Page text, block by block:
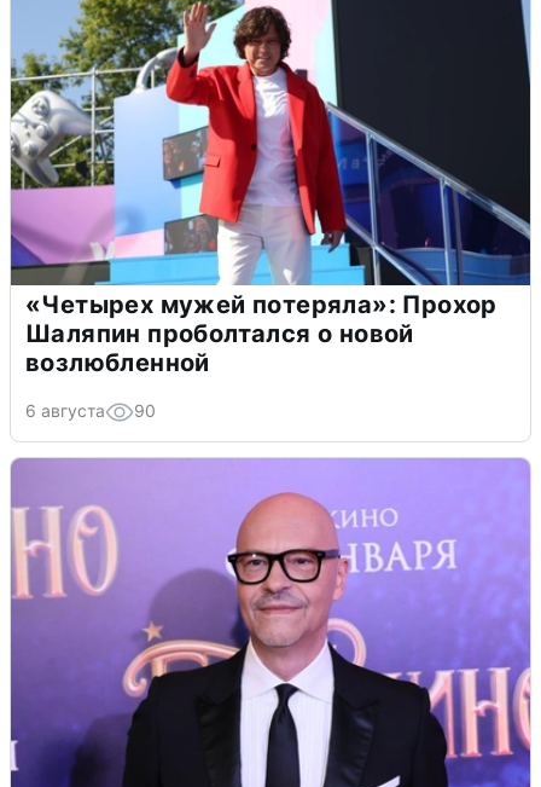
«Четырех мужей потеряла»: Прохор
Шаляпин проболтался о новой
возлюбленной
6 августа 90